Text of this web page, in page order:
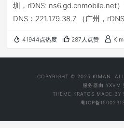
圳，rDNS: ns6.gd.cnmobile.net
DNS：221.179.38.7 （广州，
221.179.9.162 221.179.9.173
120.196.165.7 （深圳，rD…
41944点热度 287人点赞
COPYRIGHT © 2025 KIMAN. ALL
服务器由 YXVM
THEME KRATOS MADE BY
粤ICP备